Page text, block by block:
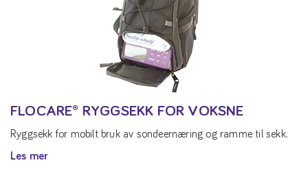
FLOCARE® RYGGSEKK FOR VOKSNE
Ryggsekk for mobilt bruk av sondeernæring og ramme til sekk.
Les mer